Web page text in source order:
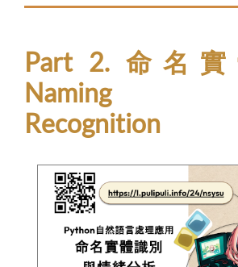
Part 2. 命名
Naming
Recognition